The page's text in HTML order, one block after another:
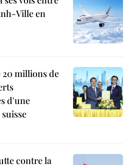
Ville en
20 millions de
d'une
contre la